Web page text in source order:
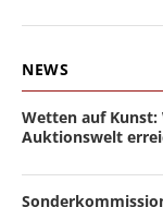
NEWS
Wetten auf
Auktionswelt